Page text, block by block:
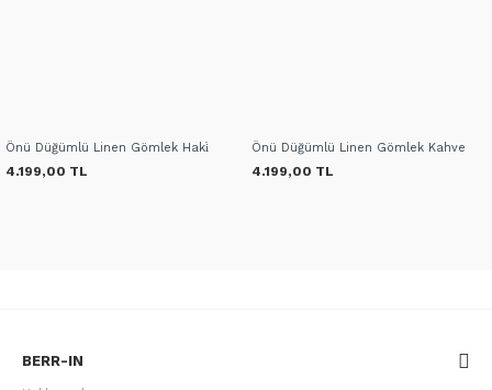
Önü Düğümlü Linen Gömlek Haki̇
4.199,00 TL
Önü Düğümlü Linen Gömlek Kahve
4.199,00 TL
BERR-IN